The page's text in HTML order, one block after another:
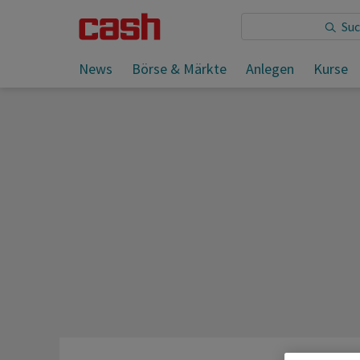
News Börse & Märkte Anlegen Kurse
Sie lesen: Trump auf dem Weg zu Alaska-Gipfel mit